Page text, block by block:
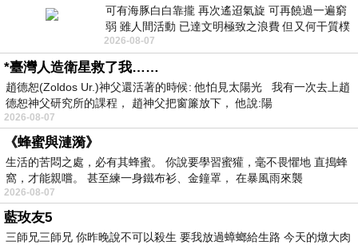
可有海豚白白靠攏 再次遙迢氣旋 可再饒過一遍窮
弱 雖人間活動 已達文明極致之浪費 但又何干質樸
者 只能白白陪葬
2026-08-07
*臺灣人造衛星救了我……
趙德恕(Zoldos Ur.)神父還活著的時候: 他怕見太陽光 我有一次去上趙
德恕神父研究所的課程， 趙神父把窗簾放下， 他說:陽
2026-08-07
《蜂蜜與漣漪》
生活的苦悶之處，必有其蜂蜜。 你說要學習蜜獾，毫不畏懼地 直搗蜂
窩，才能親嚐。 甚至練一身鐵布衫、金鐘罩， 在暴風雨來襲
2026-08-07
藍玫友5
三師兄三師兄 你昨晚說不可以殺生 要我放過蟑螂給生路 今天的燉大肉